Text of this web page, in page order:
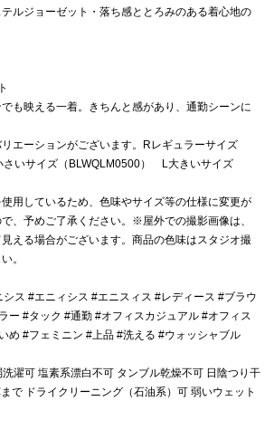
テルジョーゼット・落ち感ととろみのある着心地の
も映える一着。きちんと感があり、通勤シーンに
エーションがございます。Rレギュラーサイズ
さいサイズ（BLWQLM0500） L大きいサイズ
用しているため、色味やサイズ等の仕様に変更が
、予めご了承ください。※屋外での撮影画像は、
える場合がございます。商品の色味はスタジオ撮
。
ス #エニィシス #エニスィス #レディース #ブラウ
ー #タック #通勤 #オフィスカジュアル #オフィス
め #フェミニン #上品 #洗える #ウォッシャブル
濯可 塩素系漂白不可 タンブル乾燥不可 日陰つり干
で ドライクリーニング（石油系）可 弱いウェット